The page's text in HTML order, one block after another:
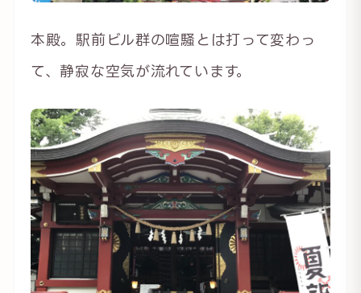
本殿。駅前ビル群の喧騒とは打って変わっ
て、静寂な空気が流れています。